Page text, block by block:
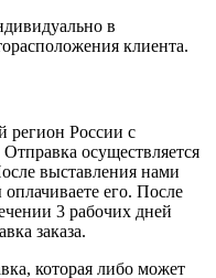
в
клиента.
регион России с
осуществляется
выставления нами
его. После
3 рабочих дней
заказа.
которая либо может